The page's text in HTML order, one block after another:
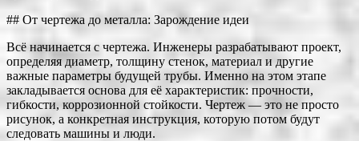
## От чертежа до металла: Зарождение идеи
Всё начинается с чертежа. Инженеры разрабатывают проект,
определяя диаметр, толщину стенок, материал и другие
важные параметры будущей трубы. Именно на этом этапе
закладывается основа для её характеристик: прочности,
гибкости, коррозионной стойкости. Чертеж — это не просто
рисунок, а конкретная инструкция, которую потом будут
следовать машины и люди.